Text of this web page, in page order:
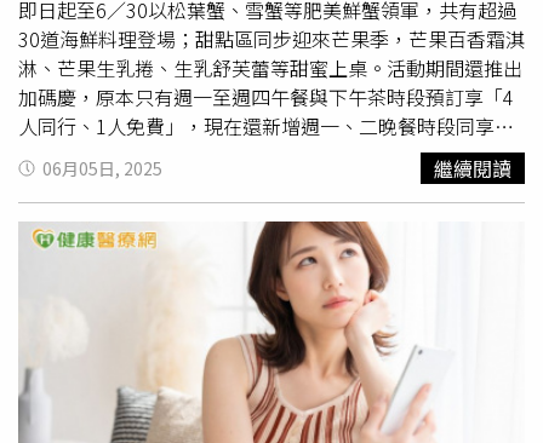
AZIO系列25吋行李箱，原價16,500元，特價8,250元，直接
現省8,250元，公館店PALLADIUM控溫防水鞋，原價10,980
元，特價4,392元，直接現省6,588元，常常在一開門就被秒
殺。漾客日式料理推出打卡拍照焦點的「馬卡龍壽司」，在
壽司上頭點綴不同佐料，搭配金箔、魚子醬提升味覺和視
覺，整盤有如花園般繽紛搶眼（圖／禮客提供）。6/6~6/30
週年慶期間，新客下載註冊禮客APP還可以獲得200元抵用
券，活動期間限時限量推出慢跑運動必入手穿搭單品PUMA
女款運動帽、休閒T恤、、運動短褲、運動鞋，成套穿搭只
賣5,002元，還有休閒品牌le coq sportif女款卡其裙、休閒
外套，polo衫，成套穿搭只要4,885元就可以帶回家，另有
夏日旅遊必備Samsonite、American Tourister行李箱，
Traveler、AIGLE、POLAR BEAR吸濕排汗衫、抗UV外套，
與SST&C、ROOTS和LINDARICO、台灣設計師品牌UUIN、
汪俐伶WANGLILING...等百大品牌全面下殺3折起。
即日起至6／30以松葉蟹、雪蟹等肥美鮮蟹領軍，共有超過
30道海鮮料理登場；甜點區同步迎來芒果季，芒果百香霜淇
淋、芒果生乳捲、生乳舒芙蕾等甜蜜上桌。活動期間還推出
加碼慶，原本只有週一至週四午餐與下午茶時段預訂享「4
人同行、1人免費」，現在還新增週一、二晚餐時段同享優
惠，最多可享3人免費！海鮮季餐檯供應包括「雪蟹腳」
（左）、「青花蟹」（右上）、「旭蟹」等品項。（圖／魏
妤靜攝）十二廚自助餐廳每年入夏的海鮮季深受好評，除了
全時段提供「菜色升級不加價」的豐盛海味饗宴，更加碼
「松葉蟹腳、雪蟹腳」雙蟹無限享用，其他還匯集了旭蟹、
麵包蟹、牛蹄蟹等輪番上陣，讓螃蟹控大呼過癮，而且餐檯
貼心提供剪刀自取、方便大家拆蟹使用；海鮮餐檯每日另外
也嚴選現流海產，包括鮪魚、鮭魚、旗魚生魚片，白蝦、淡
菜、海鮮
丼飯與炙燒握壽司等一應俱全，並有泰式海鮮沙
拉、蒜辣拌蛤蜊、北寄貝涼拌春筍等十多道料理選擇，因此
06月05日, 2025 繼續閱讀